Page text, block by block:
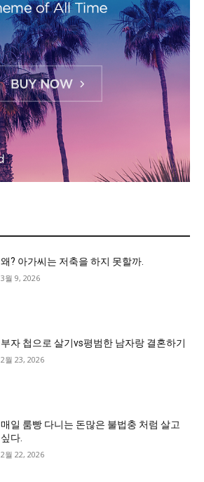
왜? 아가씨는 저축을 하지 못할까.
3월 9, 2026
부자 첩으로 살기vs평범한 남자랑 결혼하기
2월 23, 2026
매일 룸빵 다니는 돈많은 불법충 처럼 살고
싶다.
2월 22, 2026